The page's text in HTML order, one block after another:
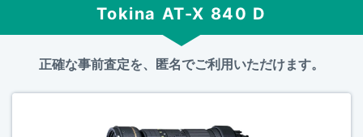
Tokina AT-X 840 D
正確な事前査定を、匿名でご利用いただけます。